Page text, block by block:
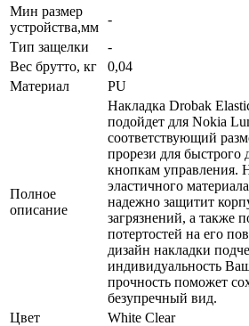
Мин размер
устройства,мм
-
Тип защелки
-
Вес брутто, кг
0,04
Материал
PU
Полное
описание
Накладка Drobak
подойдет для Nokia
соответствующий
прорези для быстрого
кнопкам управления.
эластичного
надежно защитит
загрязнений, а также
потертостей на его
дизайн накладки
индивидуальность
прочность поможет
безупречный вид.
Цвет
White Clear